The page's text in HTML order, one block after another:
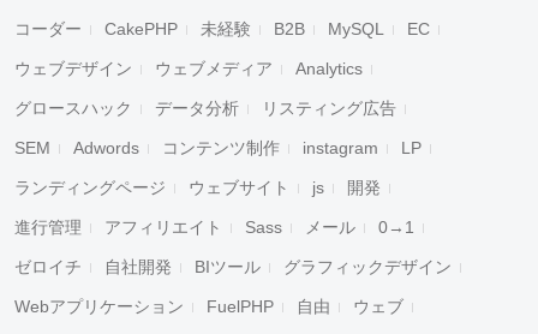
コーダー CakePHP 未経験 B2B MySQL EC
ウェブデザイン ウェブメディア Analytics
グロースハック データ分析 リスティング広告
SEM Adwords コンテンツ制作 instagram LP
ランディングページ ウェブサイト js 開発
進行管理 アフィリエイト Sass メール 0→1
ゼロイチ 自社開発 BIツール グラフィックデザイン
Webアプリケーション FuelPHP 自由 ウェブ